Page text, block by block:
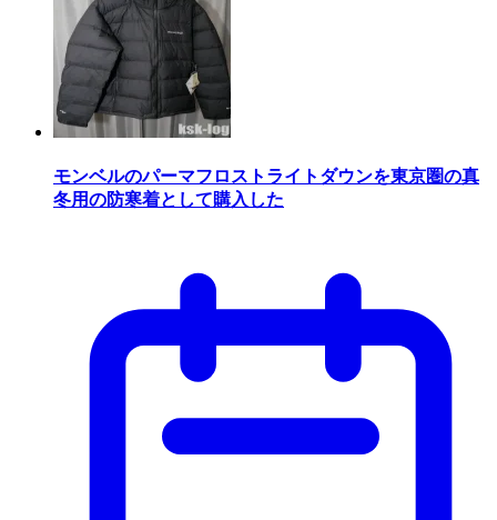
モンベルのパーマフロストライトダウンを東京圏の真
冬用の防寒着として購入した